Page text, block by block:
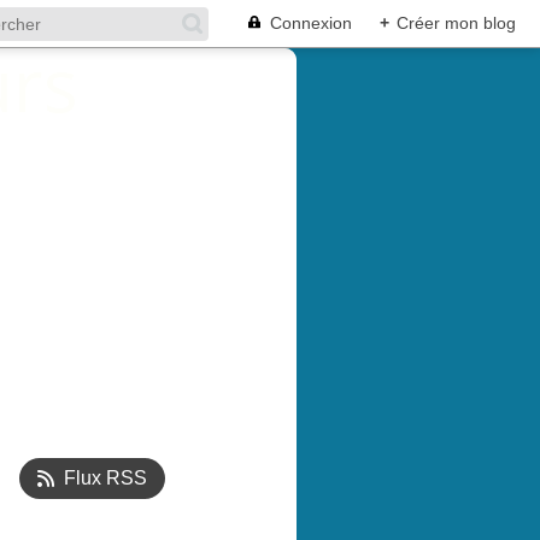
Connexion + Créer mon blog
Flux RSS